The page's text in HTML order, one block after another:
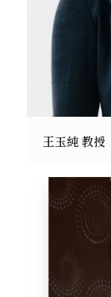
王玉純 教授